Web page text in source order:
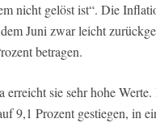
nicht gelöst ist“. Die
Juni zwar leicht
betragen.
erreicht sie sehr hohe
9,1 Prozent gestiegen, in